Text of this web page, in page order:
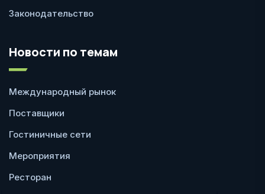
Законодательство
Новости по темам
Международный рынок
Поставщики
Гостиничные сети
Мероприятия
Ресторан